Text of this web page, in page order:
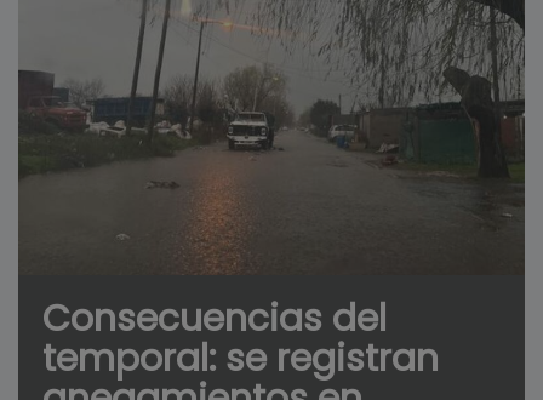
Consecuencias del
temporal: se registran